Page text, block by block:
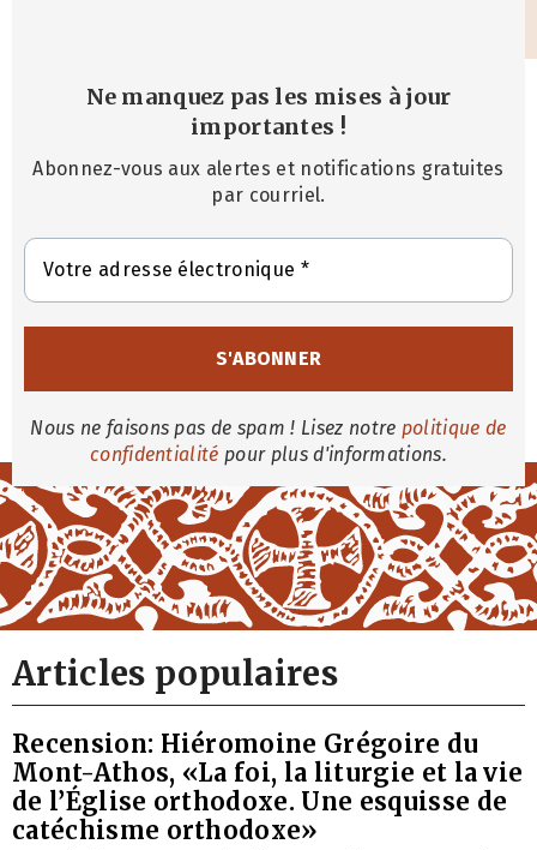
Ne manquez pas les mises à jour
importantes !
Abonnez-vous aux alertes et notifications gratuites
par courriel.
Nous ne faisons pas de spam ! Lisez notre politique de
confidentialité pour plus d'informations.
Articles populaires
Recension: Hiéromoine Grégoire du
Mont-Athos, «La foi, la liturgie et la vie
de l’Église orthodoxe. Une esquisse de
catéchisme orthodoxe»